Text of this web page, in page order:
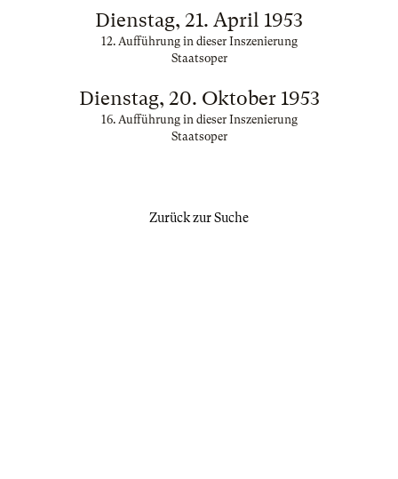
Dienstag, 21. April 1953
12. Aufführung in dieser Inszenierung
Staatsoper
Dienstag, 20. Oktober 1953
16. Aufführung in dieser Inszenierung
Staatsoper
Zurück zur Suche